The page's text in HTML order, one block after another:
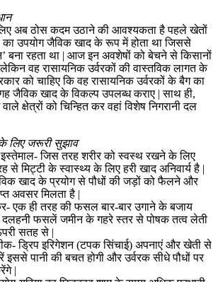
अब ठोस कदम उठाने की आवश्यकता है पहले खेतों
उपयोग जैविक खाद के रूप में होता था जिससे
बना रहता था | आज इन अवशेषों को बेचने से किसानों
वह रासायनिक उर्वरकों की वास्तविक लागत के
को चाहिए कि वह रासायनिक उर्वरकों के बैग का
जैविक खाद के विकल्प उपलब्ध कराए | साथ ही,
क्षेत्रों को चिन्हित कर वहां विशेष निगरानी दल
लिए जरूरी सुझाव
जिस तरह शरीर को स्वस्थ रखने के लिए
मिट्टी के स्वास्थ्य के लिए हरी खाद अनिवार्य है |
खाद के प्रयोग से पौधों की जड़ों को फैलने और
अवसर मिलता है |
एक ही तरह की फसल बार-बार उगाने के बजाय
फसलें जमीन के गहरे स्तर से पोषक तत्व लेती
सतह से |
ड्रिप इरिगेशन (टपक सिंचाई) अपनाएं और खेती से
पानी की बचत होगी और उर्वरक सीधे पौधों पर
|